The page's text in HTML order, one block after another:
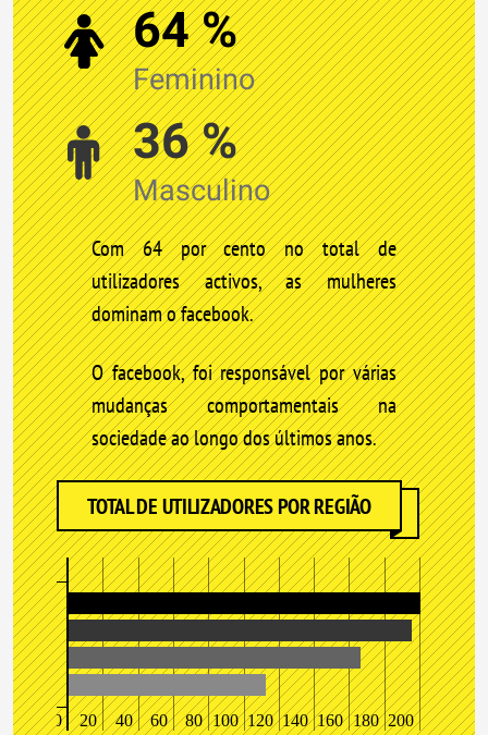
64 %
Feminino
36 %
Masculino
Com 64 por cento no total de
utilizadores activos, as mulheres
dominam o facebook.
O facebook, foi responsável por várias
mudanças comportamentais na
sociedade ao longo dos últimos anos.
TOTAL DE UTILIZADORES POR REGIÃO
0 20 40 60 80 100 120 140 160 180 200